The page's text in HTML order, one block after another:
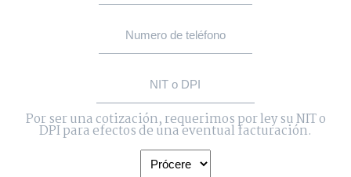
Por ser una cotización, requerimos por ley su NIT o
DPI para efectos de una eventual facturación.